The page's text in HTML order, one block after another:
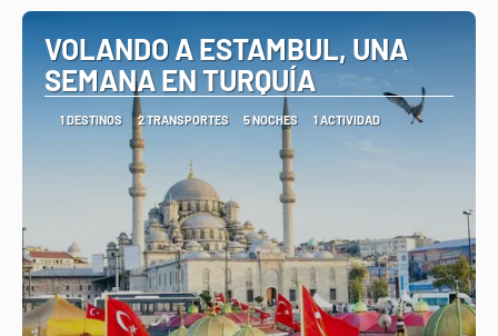
VOLANDO A ESTAMBUL, UNA
SEMANA EN TURQUÍA
1 DESTINOS 2 TRANSPORTES 5 NOCHES 1 ACTIVIDAD